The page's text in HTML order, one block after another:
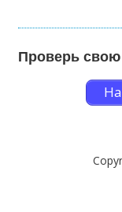
Проверь свою